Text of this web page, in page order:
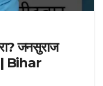
जनसुराज
| Bihar